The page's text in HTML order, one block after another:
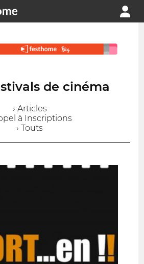
de cinéma
› Articles
à Inscriptions
› Touts